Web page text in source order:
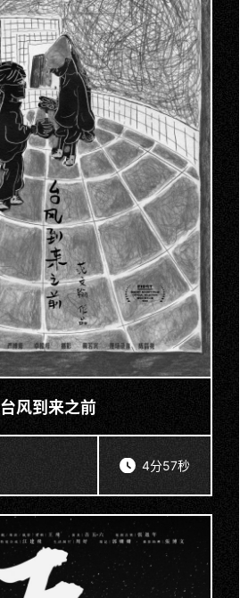
台风到来之前
4分57秒